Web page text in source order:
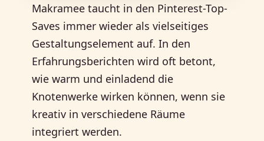
Makramee taucht in den Pinterest-Top-
Saves immer wieder als vielseitiges
Gestaltungselement auf. In den
Erfahrungsberichten wird oft betont,
wie warm und einladend die
Knotenwerke wirken können, wenn sie
kreativ in verschiedene Räume
integriert werden.